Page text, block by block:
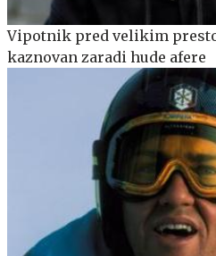
Vipotnik pred velikim
kaznovan zaradi hude afere